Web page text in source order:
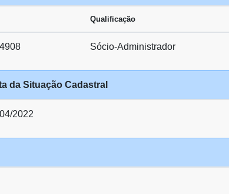
Qualificação
Sócio-Administrador
da Situação Cadastral
2022